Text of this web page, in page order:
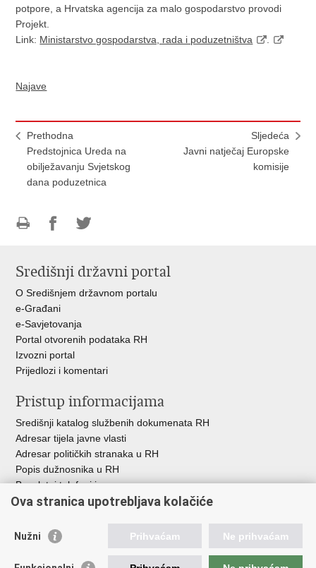
potpore, a Hrvatska agencija za malo gospodarstvo provodi
Projekt.
Link: Ministarstvo gospodarstva, rada i poduzetništva
Najave
Prethodna
Predstojnica Ureda na
obilježavanju Svjetskog
dana poduzetnica
Sljedeća
Javni natječaj Europske
komisije
FacebookuTwitteru
Središnji državni portal
O Središnjem državnom portalu
e-Građani
e-Savjetovanja
Portal otvorenih podataka RH
Izvozni portal
Prijedlozi i komentari
Pristup informacijama
Središnji katalog službenih dokumenata RH
Adresar tijela javne vlasti
Adresar političkih stranaka u RH
Popis dužnosnika u RH
Besplatni telefoni javne uprave
Pozivi za žurnu pomoć
Važne poveznice
Ova stranica upotrebljava kolačiće
Nužni Prihvaćam Ne prihvaćam